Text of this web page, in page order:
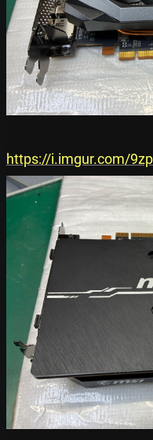
https://i.imgur.com/